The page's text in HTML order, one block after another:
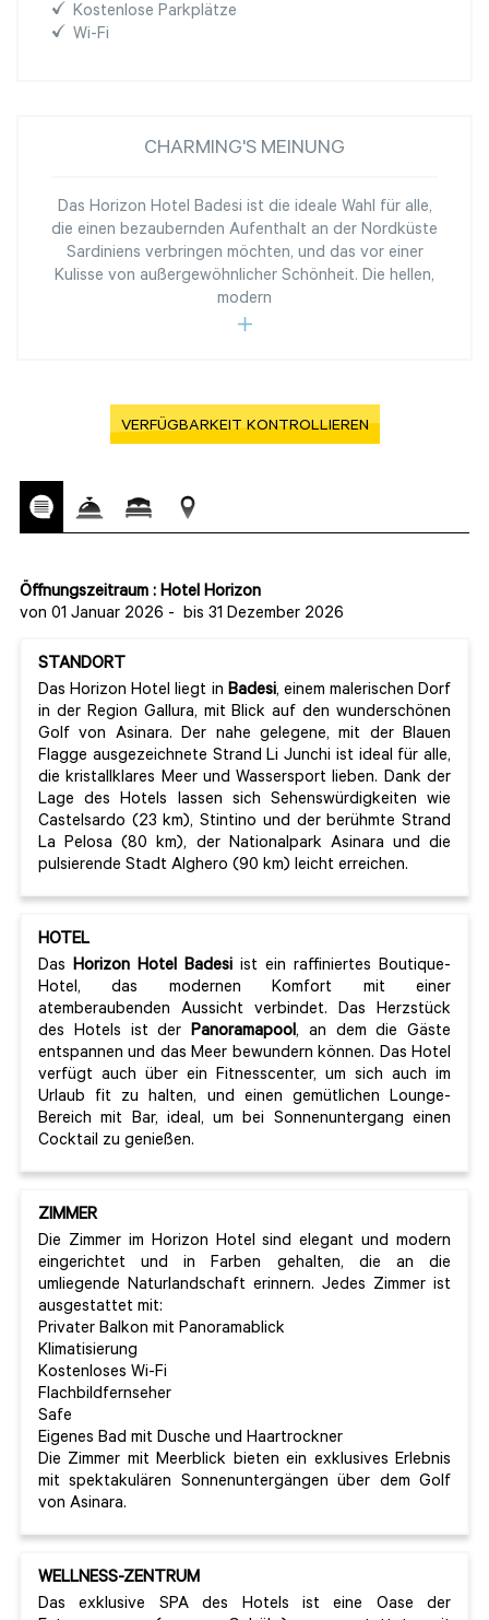
Kostenlose Parkplätze
Wi-Fi
CHARMING'S MEINUNG
Das Horizon Hotel Badesi ist die ideale Wahl für alle,
die einen bezaubernden Aufenthalt an der Nordküste
Sardiniens verbringen möchten, und das vor einer
Kulisse von außergewöhnlicher Schönheit. Die hellen,
modern
VERFÜGBARKEIT KONTROLLIEREN
Öffnungszeitraum : Hotel Horizon
von 01 Januar 2026 - bis 31 Dezember 2026
STANDORT
Das Horizon Hotel liegt in Badesi, einem malerischen Dorf
in der Region Gallura, mit Blick auf den wunderschönen
Golf von Asinara. Der nahe gelegene, mit der Blauen
Flagge ausgezeichnete Strand Li Junchi ist ideal für alle,
die kristallklares Meer und Wassersport lieben. Dank der
Lage des Hotels lassen sich Sehenswürdigkeiten wie
Castelsardo (23 km), Stintino und der berühmte Strand
La Pelosa (80 km), der Nationalpark Asinara und die
pulsierende Stadt Alghero (90 km) leicht erreichen.
HOTEL
Das Horizon Hotel Badesi ist ein raffiniertes Boutique-
Hotel, das modernen Komfort mit einer
atemberaubenden Aussicht verbindet. Das Herzstück
des Hotels ist der Panoramapool, an dem die Gäste
entspannen und das Meer bewundern können. Das Hotel
verfügt auch über ein Fitnesscenter, um sich auch im
Urlaub fit zu halten, und einen gemütlichen Lounge-
Bereich mit Bar, ideal, um bei Sonnenuntergang einen
Cocktail zu genießen.
ZIMMER
Die Zimmer im Horizon Hotel sind elegant und modern
eingerichtet und in Farben gehalten, die an die
umliegende Naturlandschaft erinnern. Jedes Zimmer ist
ausgestattet mit:
Privater Balkon mit Panoramablick
Klimatisierung
Kostenloses Wi-Fi
Flachbildfernseher
Safe
Eigenes Bad mit Dusche und Haartrockner
Die Zimmer mit Meerblick bieten ein exklusives Erlebnis
mit spektakulären Sonnenuntergängen über dem Golf
von Asinara.
WELLNESS-ZENTRUM
Das exklusive SPA des Hotels ist eine Oase der